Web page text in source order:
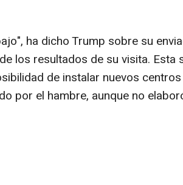
ha dicho Trump sobre su
los resultados de su visita. Esta
de instalar nuevos
por el hambre, aunque no